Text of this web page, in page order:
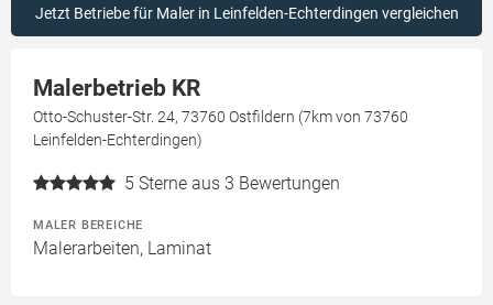
Jetzt Betriebe für Maler in Leinfelden-Echterdingen vergleichen
Malerbetrieb KR
Otto-Schuster-Str. 24, 73760 Ostfildern (7km von 73760
Leinfelden-Echterdingen)
5 Sterne aus 3 Bewertungen
MALER BEREICHE
Malerarbeiten, Laminat